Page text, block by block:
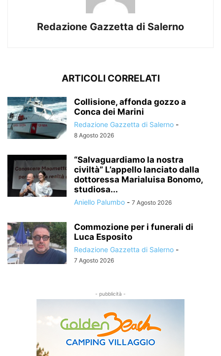
Redazione Gazzetta di Salerno
ARTICOLI CORRELATI
Collisione, affonda gozzo a
Conca dei Marini
Redazione Gazzetta di Salerno -
8 Agosto 2026
“Salvaguardiamo la nostra
civiltà” L’appello lanciato dalla
dottoressa Marialuisa Bonomo,
studiosa...
Aniello Palumbo - 7 Agosto 2026
Commozione per i funerali di
Luca Esposito
Redazione Gazzetta di Salerno -
7 Agosto 2026
- pubblicità -